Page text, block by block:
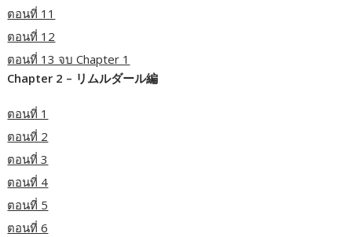
ตอนที่ 11
ตอนที่ 12
ตอนที่ 13 จบ Chapter 1
Chapter 2 – リムルダール編
ตอนที่ 1
ตอนที่ 2
ตอนที่ 3
ตอนที่ 4
ตอนที่ 5
ตอนที่ 6